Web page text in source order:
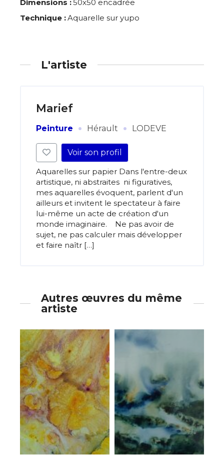
Dimensions :50x50 encadrée
Technique :Aquarelle sur yupo
L'artiste
Marief
Peinture · Hérault · LODEVE
Voir son profil
Aquarelles sur papier Dans l'entre-deux
artistique, ni abstraites ni figuratives,
mes aquarelles évoquent, parlent d'un
ailleurs et invitent le spectateur à faire
lui-même un acte de création d'un
monde imaginaire. Ne pas avoir de
sujet, ne pas calculer mais développer
et faire naîtr […]
Autres œuvres du même
artiste